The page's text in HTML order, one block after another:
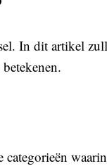
In dit artikel